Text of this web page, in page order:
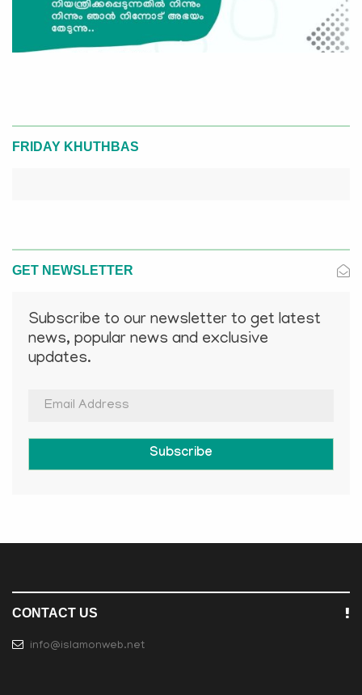
FRIDAY KHUTHBAS
GET NEWSLETTER
Subscribe to our newsletter to get latest
news, popular news and exclusive
updates.
Subscribe
CONTACT US
info@islamonweb.net